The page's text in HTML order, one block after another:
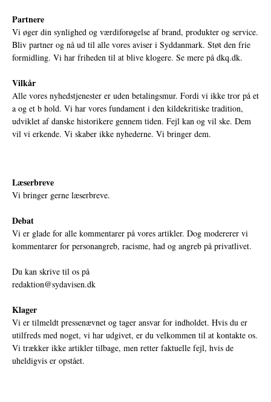
Partnere
Vi øger din synlighed og værdiforøgelse af brand, produkter og service.
Bliv partner og nå ud til alle vores aviser i Syddanmark. Støt den frie
formidling. Vi har friheden til at blive klogere. Se mere på dkq.dk.
Vilkår
Alle vores nyhedstjenester er uden betalingsmur. Fordi vi ikke tror på et
a og et b hold. Vi har vores fundament i den kildekritiske tradition,
udviklet af danske historikere gennem tiden. Fejl kan og vil ske. Dem
vil vi erkende. Vi skaber ikke nyhederne. Vi bringer dem.
Læserbreve
Vi bringer gerne læserbreve.
Debat
Vi er glade for alle kommentarer på vores artikler. Dog modererer vi
kommentarer for personangreb, racisme, had og angreb på privatlivet.
Du kan skrive til os på
redaktion@sydavisen.dk
Klager
Vi er tilmeldt pressenævnet og tager ansvar for indholdet. Hvis du er
utilfreds med noget, vi har udgivet, er du velkommen til at kontakte os.
Vi trækker ikke artikler tilbage, men retter faktuelle fejl, hvis de
uheldigvis er opstået.